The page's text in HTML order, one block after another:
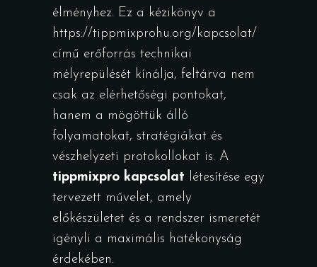
élményhez. Ez a kézikönyv a
https://tippmixprohu.org/kapcsolat/
című erőforrás technikai
mélyrepülését kínálja, feltárva nem
csak az elérhetőségi pontokat,
hanem a mögöttük álló
folyamatokat, stratégiákat és
vészhelyzeti protokollokat is. A
tippmixpro kapcsolat létesítése egy
tervezett művelet, amely
előkészületet és a rendszer ismeretét
igényli a maximális hatékonyság
érdekében.